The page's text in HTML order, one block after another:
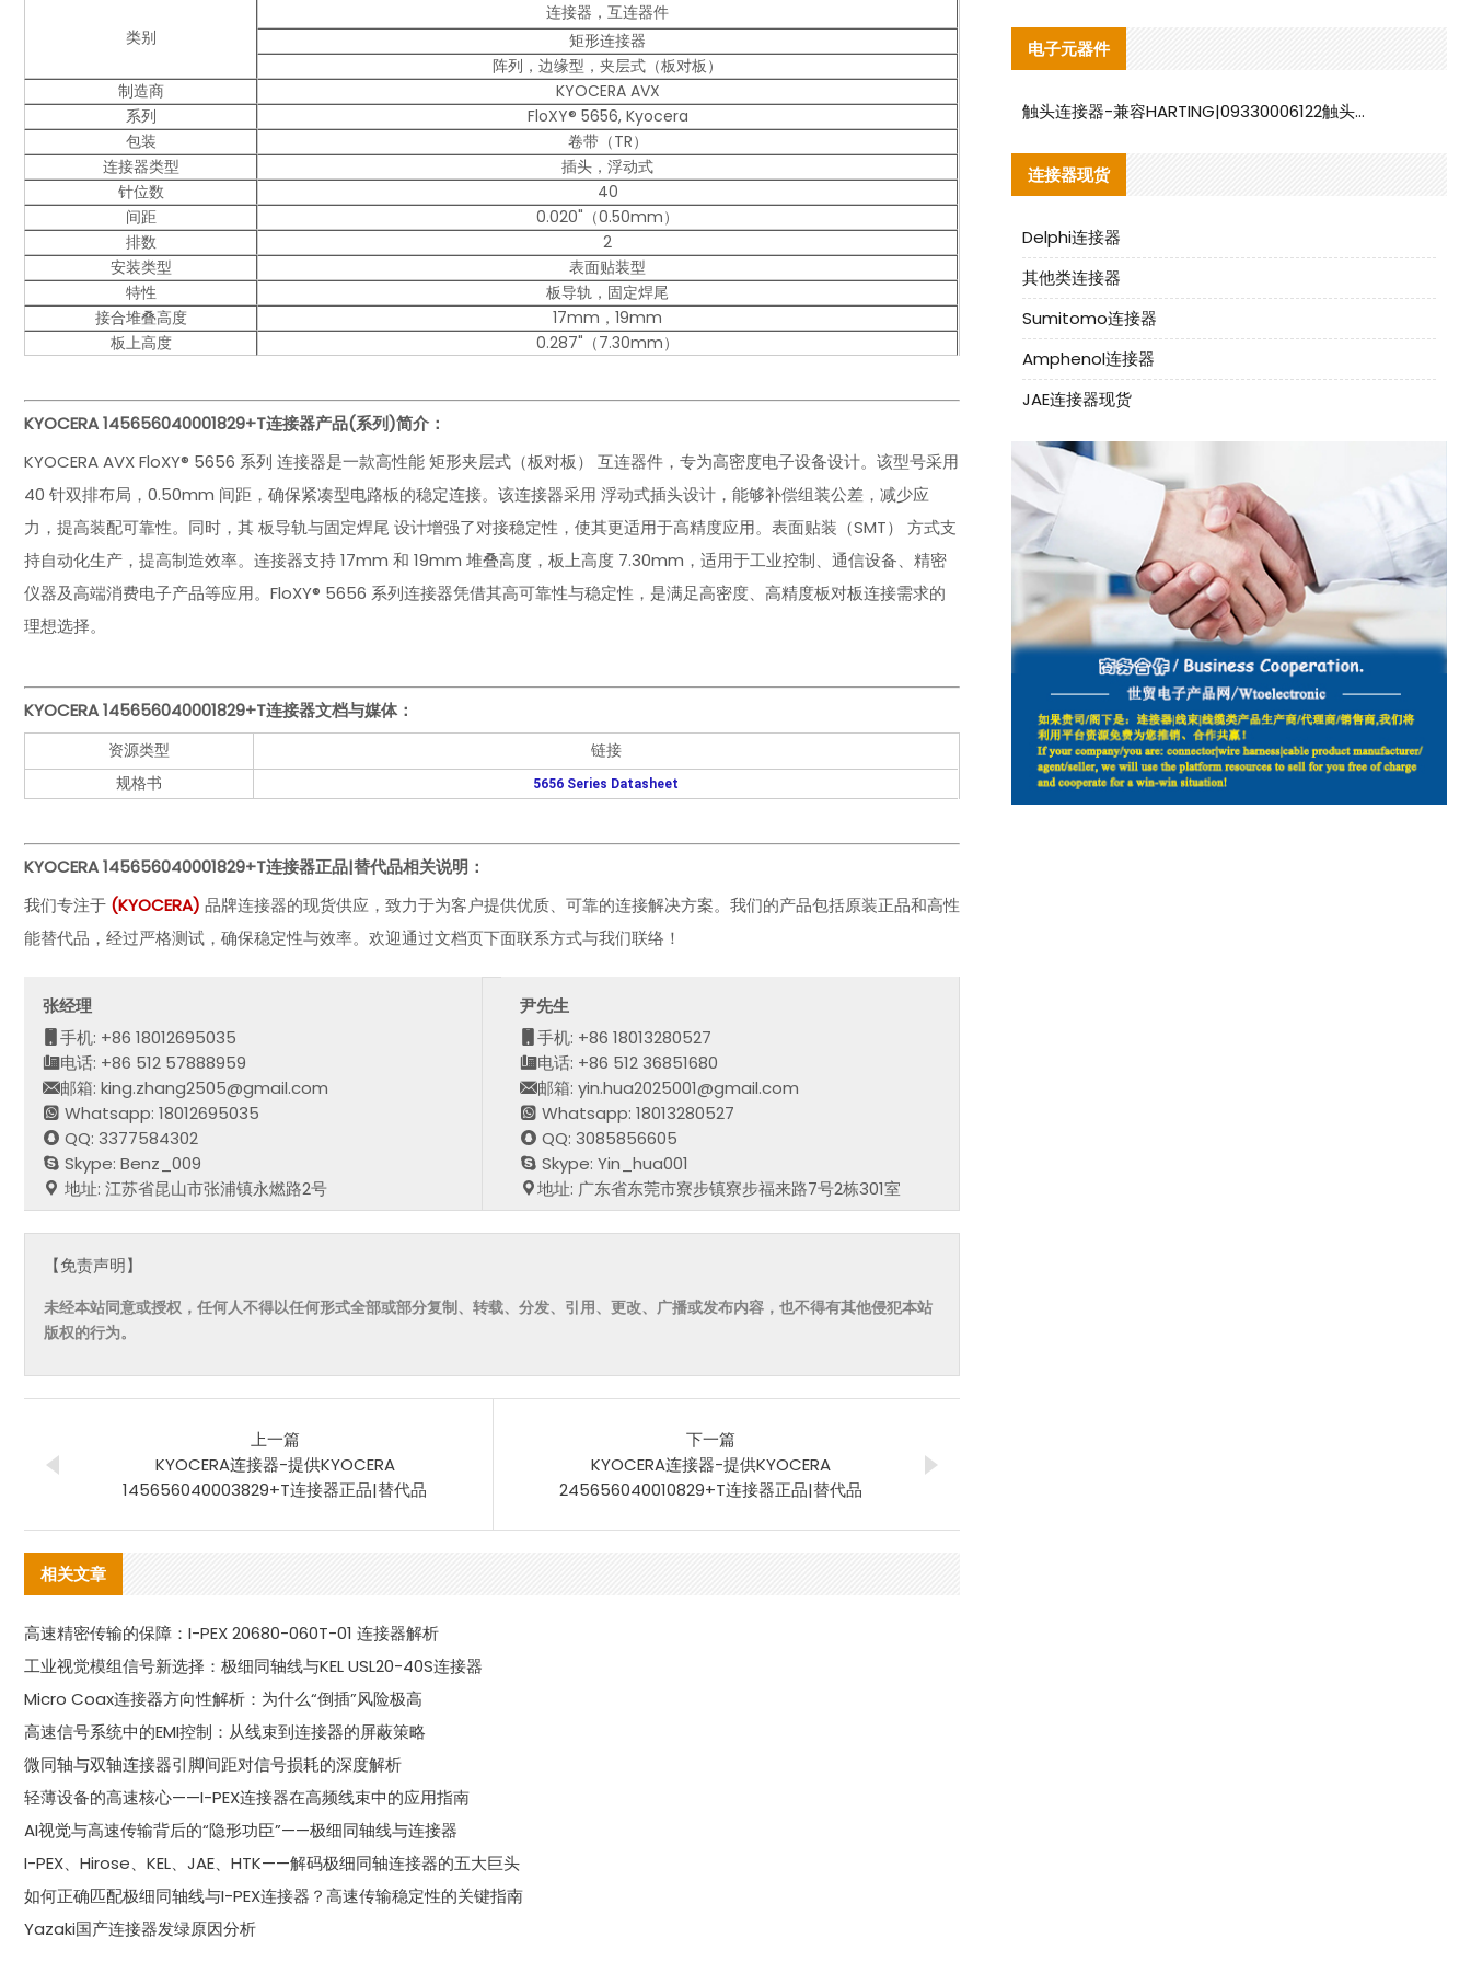
类别
连接器，互连器件
矩形连接器
阵列，边缘型，夹层式（板对板）
制造商
KYOCERA AVX
系列
FloXY® 5656, Kyocera
包装
卷带（TR）
连接器类型
插头，浮动式
针位数
40
间距
0.020"（0.50mm）
排数
2
安装类型
表面贴装型
特性
板导轨，固定焊尾
接合堆叠高度
17mm，19mm
板上高度
0.287"（7.30mm）
KYOCERA 145656040001829+T连接器产品(系列)简介：
KYOCERA AVX FloXY® 5656 系列 连接器是一款高性能 矩形夹层式（板对板） 互连器件，专为高密度电子设备设计。该型号采用
40 针双排布局，0.50mm 间距，确保紧凑型电路板的稳定连接。该连接器采用 浮动式插头设计，能够补偿组装公差，减少应
力，提高装配可靠性。同时，其 板导轨与固定焊尾 设计增强了对接稳定性，使其更适用于高精度应用。表面贴装（SMT） 方式支
持自动化生产，提高制造效率。连接器支持 17mm 和 19mm 堆叠高度，板上高度 7.30mm，适用于工业控制、通信设备、精密
仪器及高端消费电子产品等应用。FloXY® 5656 系列连接器凭借其高可靠性与稳定性，是满足高密度、高精度板对板连接需求的
理想选择。
KYOCERA 145656040001829+T连接器文档与媒体：
资源类型
链接
规格书
5656 Series Datasheet
KYOCERA 145656040001829+T连接器正品|替代品相关说明：
我们专注于 (KYOCERA) 品牌连接器的现货供应，致力于为客户提供优质、可靠的连接解决方案。我们的产品包括原装正品和高性
能替代品，经过严格测试，确保稳定性与效率。欢迎通过文档页下面联系方式与我们联络！
张经理
手机: +86 18012695035
电话: +86 512 57888959
邮箱: king.zhang2505@gmail.com
Whatsapp: 18012695035
QQ: 3377584302
Skype: Benz_009
地址: 江苏省昆山市张浦镇永燃路2号
尹先生
手机: +86 18013280527
电话: +86 512 36851680
邮箱: yin.hua2025001@gmail.com
Whatsapp: 18013280527
QQ: 3085856605
Skype: Yin_hua001
地址: 广东省东莞市寮步镇寮步福来路7号2栋301室
【免责声明】
未经本站同意或授权，任何人不得以任何形式全部或部分复制、转载、分发、引用、更改、广播或发布内容，也不得有其他侵犯本站
版权的行为。
上一篇
KYOCERA连接器-提供KYOCERA
145656040003829+T连接器正品|替代品
下一篇
KYOCERA连接器-提供KYOCERA
245656040010829+T连接器正品|替代品
相关文章
高速精密传输的保障：I-PEX 20680-060T-01 连接器解析
工业视觉模组信号新选择：极细同轴线与KEL USL20-40S连接器
Micro Coax连接器方向性解析：为什么“倒插”风险极高
高速信号系统中的EMI控制：从线束到连接器的屏蔽策略
微同轴与双轴连接器引脚间距对信号损耗的深度解析
轻薄设备的高速核心——I-PEX连接器在高频线束中的应用指南
AI视觉与高速传输背后的“隐形功臣”——极细同轴线与连接器
I-PEX、Hirose、KEL、JAE、HTK——解码极细同轴连接器的五大巨头
如何正确匹配极细同轴线与I-PEX连接器？高速传输稳定性的关键指南
Yazaki国产连接器发绿原因分析
电子元器件
触头连接器-兼容HARTING|09330006122触头连接器替代品说明
连接器现货
Delphi连接器
其他类连接器
Sumitomo连接器
Amphenol连接器
JAE连接器现货